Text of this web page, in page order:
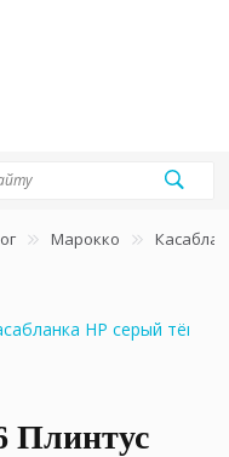
Марокко
Плинтус